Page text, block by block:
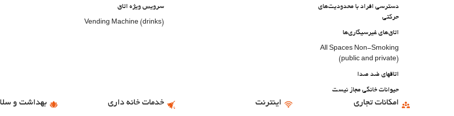
دسترسی افراد با محدودیت‌های
حرکتی
اتاق‌های غیرسیگاری‌ها
All Spaces Non-Smoking
(public and private)
اتاقهای ضد صدا
حیوانات خانگی مجاز نیست
سرویس ویژه اتاق
Vending Machine (drinks)
امکانات تجاری اینترنت خدمات خانه داری بهداشت و